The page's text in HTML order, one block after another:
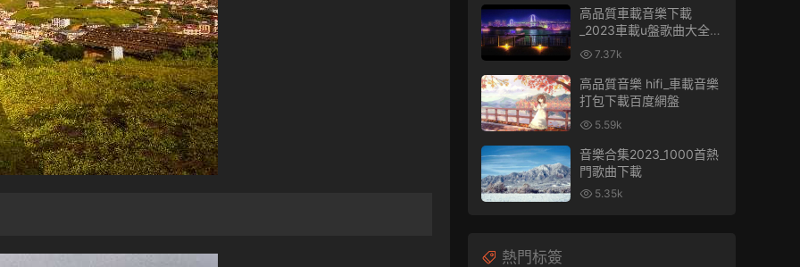
高品質車載音樂下載
_2023車載u盤歌曲大全下
載 7.37k
高品質音樂 hifi_車載音樂
打包下載百度網盤
5.59k
音樂合集2023_1000首熱
門歌曲下載
5.35k
熱門标簽